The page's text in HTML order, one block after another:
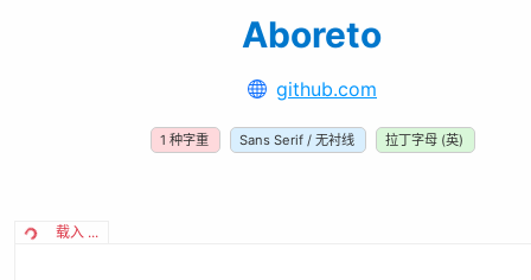
Aboreto
github.com
1 种字重 Sans Serif / 无衬线 拉丁字母 (英)
载入 ...